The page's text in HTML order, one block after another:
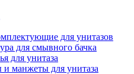
для унитазов
для смывного бачка
для унитаза
манжеты для унитаза